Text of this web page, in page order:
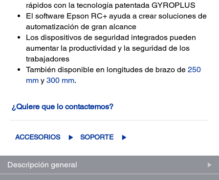
rápidos con la tecnología patentada GYROPLUS
El software Epson RC+ ayuda a crear soluciones de
automatización de gran alcance
Los dispositivos de seguridad integrados pueden
aumentar la productividad y la seguridad de los
trabajadores
También disponible en longitudes de brazo de 250
mm y 300 mm.
¿Quiere que lo contactemos?
ACCESORIOS SOPORTE
Descripción general